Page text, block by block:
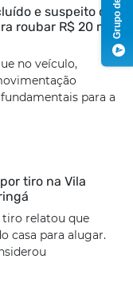
e suspeito de
roubar R$ 20 mil
no veículo,
para a
tiro na Vila
relatou que
casa para alugar.